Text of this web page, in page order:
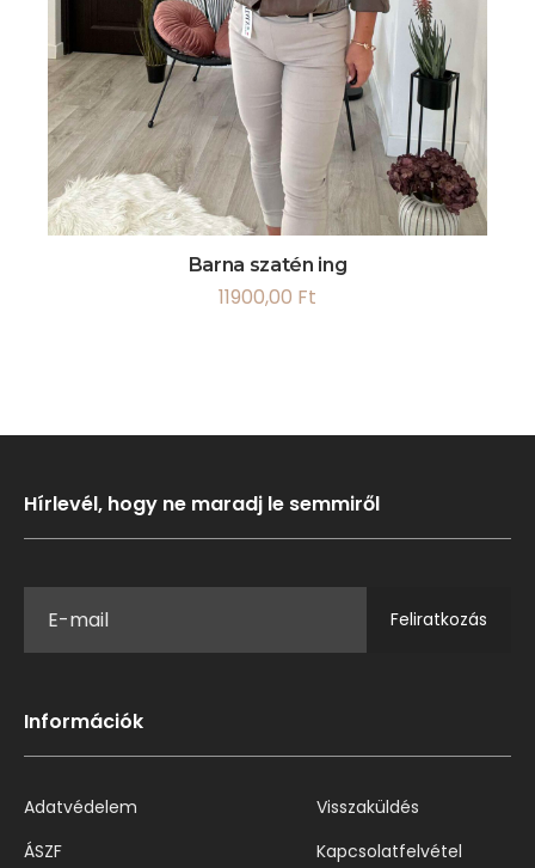
Barna szatén ing
11900,00 Ft
Hírlevél, hogy ne maradj le semmiről
Feliratkozás
Információk
Adatvédelem
ÁSZF
Visszaküldés
Kapcsolatfelvétel